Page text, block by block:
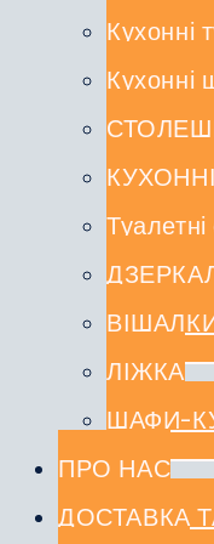
Кухонні
Кухонні
ЛІЖКА
ШАФИ-
ПРО НАС
ДОСТАВКА